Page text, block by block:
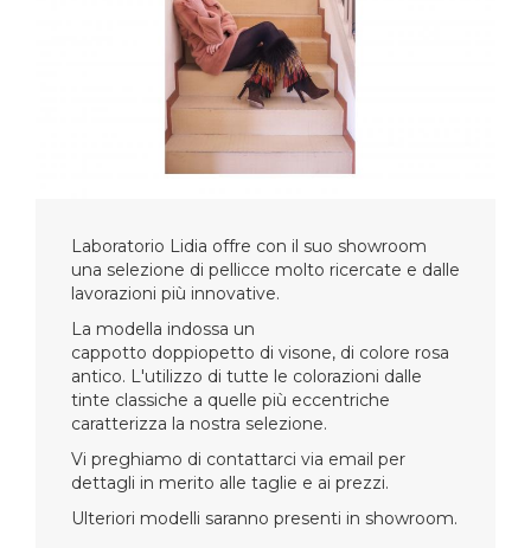
Laboratorio Lidia offre con il suo showroom
una selezione di pellicce molto ricercate e dalle
lavorazioni più innovative.
La modella indossa un
cappotto doppiopetto di visone, di colore rosa
antico. L'utilizzo di tutte le colorazioni dalle
tinte classiche a quelle più eccentriche
caratterizza la nostra selezione.
Vi preghiamo di contattarci via email per
dettagli in merito alle taglie e ai prezzi.
Ulteriori modelli saranno presenti in showroom.